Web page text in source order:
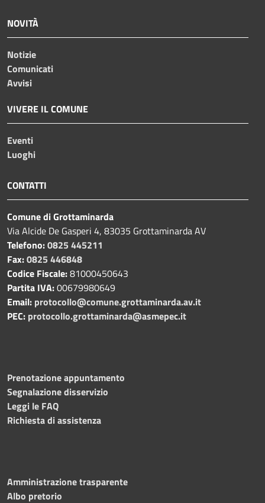
NOVITÀ
Notizie
Comunicati
Avvisi
VIVERE IL COMUNE
Eventi
Luoghi
CONTATTI
Comune di Grottaminarda
Via Alcide De Gasperi 4, 83035 Grottaminarda AV
Telefono:0825 445211
Fax:0825 446848
Codice Fiscale:81000450643
Partita IVA:00679980649
Email: protocollo@comune.grottaminarda.av.it
PEC: protocollo.grottaminarda@asmepec.it
Prenotazione appuntamento
Segnalazione disservizio
Leggi le FAQ
Richiesta di assistenza
Amministrazione trasparente
Albo pretorio